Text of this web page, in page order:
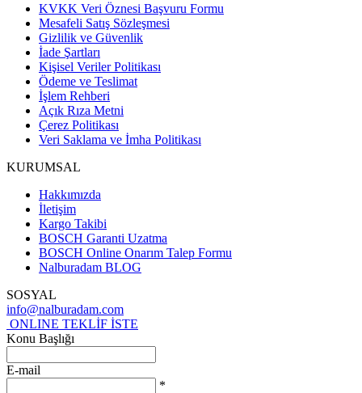
KVKK Veri Öznesi Başvuru Formu
Mesafeli Satış Sözleşmesi
Gizlilik ve Güvenlik
İade Şartları
Kişisel Veriler Politikası
Ödeme ve Teslimat
İşlem Rehberi
Açık Rıza Metni
Çerez Politikası
Veri Saklama ve İmha Politikası
KURUMSAL
Hakkımızda
İletişim
Kargo Takibi
BOSCH Garanti Uzatma
BOSCH Online Onarım Talep Formu
Nalburadam BLOG
SOSYAL
info@nalburadam.com
ONLINE TEKLİF İSTE
Konu Başlığı
E-mail
*